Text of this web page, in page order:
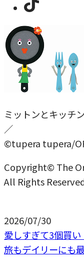
ミットンとキッチ
／
©tupera tupera/
Copyright© The
All Rights
2026/07/30
愛しすぎて3個買
旅もデイリーにも